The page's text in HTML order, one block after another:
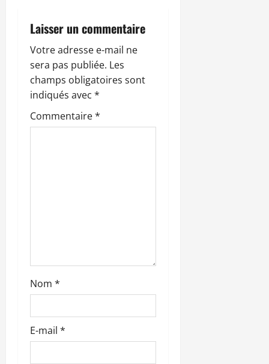
i
o
n
d
’
c
l
Laisser un commentaire
Votre adresse e-mail ne
sera pas publiée. Les
champs obligatoires sont
indiqués avec *
Commentaire*
Nom *
E-mail *